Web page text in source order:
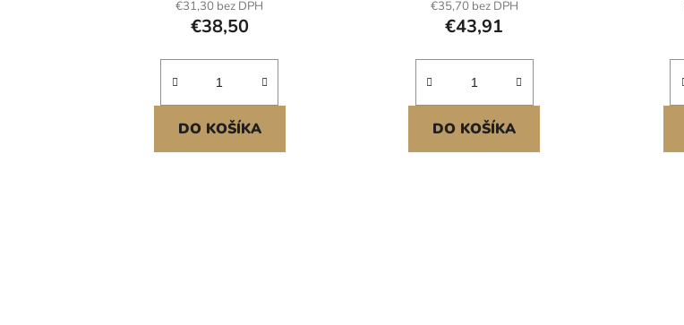
farmy, hospodářská zvířata, vnitřní
i venkovní použití
€31,30 bez DPH
€38,50
DO KOŠÍKA
€35,70 bez DPH
€43,91
DO KOŠÍKA